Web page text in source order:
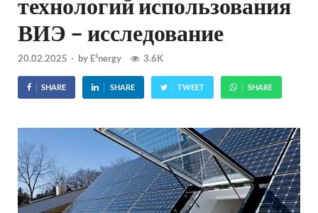
ВИЭ – исследование
20.02.2025 - by E²nergy 3.6K
SHARE SHARE TWEET SHARE